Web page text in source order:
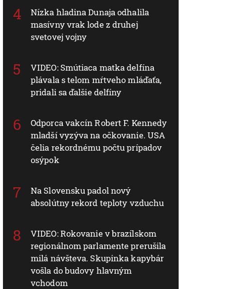
Nízka hladina Dunaja odhalila
masívny vrak lode z druhej
svetovej vojny
VIDEO: Smútiaca matka delfína
plávala s telom mŕtveho mláďaťa,
pridali sa ďalšie delfíny
Odporca vakcín Robert F. Kennedy
mladší vyzýva na očkovanie. USA
čelia rekordnému počtu prípadov
osýpok
Na Slovensku padol nový
absolútny rekord teploty vzduchu
VIDEO: Rokovanie v brazílskom
regionálnom parlamente prerušila
milá návšteva. Skupinka kapybár
vošla do budovy hlavným
vchodom